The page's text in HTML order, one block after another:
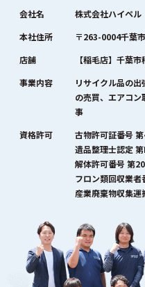
会社名
株式会社ハイペル
本社住所
〒263-0004千葉
店舗
【稲毛店】千葉
事業内容
リサイクル品の
の売買、エアコ
事
資格許可
古物許可証番号
遺品整理士認定
解体許可番号 第
フロン類回収業
産業廃棄物収集